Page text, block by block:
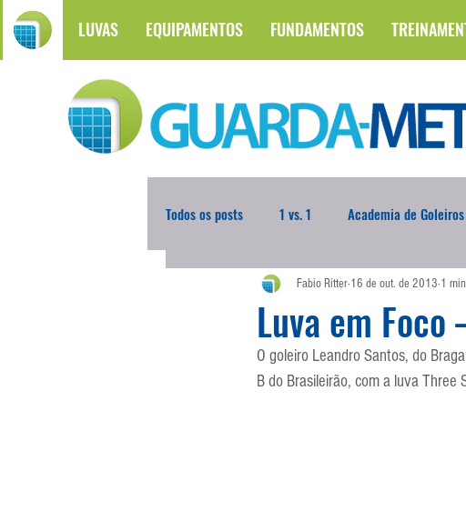
LUVAS EQUIPAMENTOS FUNDAMENTOS
Todos os posts 1 vs. 1 Academia de Goleiros
Atualidades Blogoleiro da Semana
Comunicação Copa do Mundo Curso
Luva em Foco
Fabio Ritter 16 de out. de 2013 1
O goleiro Leandro Santos, do
B do Brasileirão, com a luva Three